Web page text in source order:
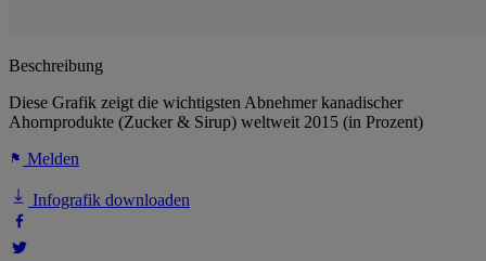
Beschreibung
Diese Grafik zeigt die wichtigsten Abnehmer kanadischer
Ahornprodukte (Zucker & Sirup) weltweit 2015 (in Prozent)
Melden
Infografik downloaden